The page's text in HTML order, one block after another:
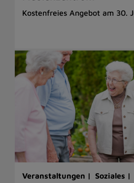
Kostenfreies Angebot am 30.
Veranstaltungen | Soziales |